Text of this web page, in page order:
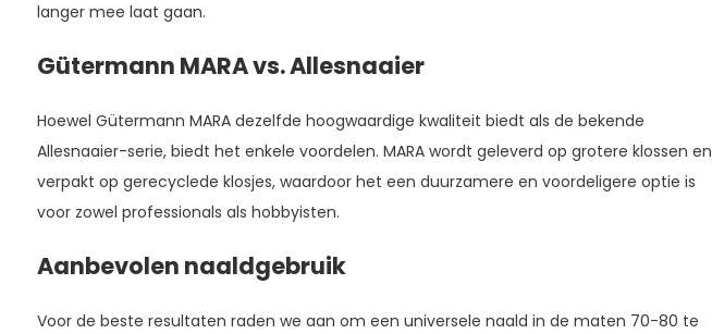
langer mee laat gaan.
Gütermann MARA vs. Allesnaaier
Hoewel Gütermann MARA dezelfde hoogwaardige kwaliteit biedt als de bekende
Allesnaaier-serie, biedt het enkele voordelen. MARA wordt geleverd op grotere klossen
verpakt op gerecyclede klosjes, waardoor het een duurzamere en voordeligere optie is
voor zowel professionals als hobbyisten.
Aanbevolen naaldgebruik
Voor de beste resultaten raden we aan om een universele naald in de maten 70-80 te